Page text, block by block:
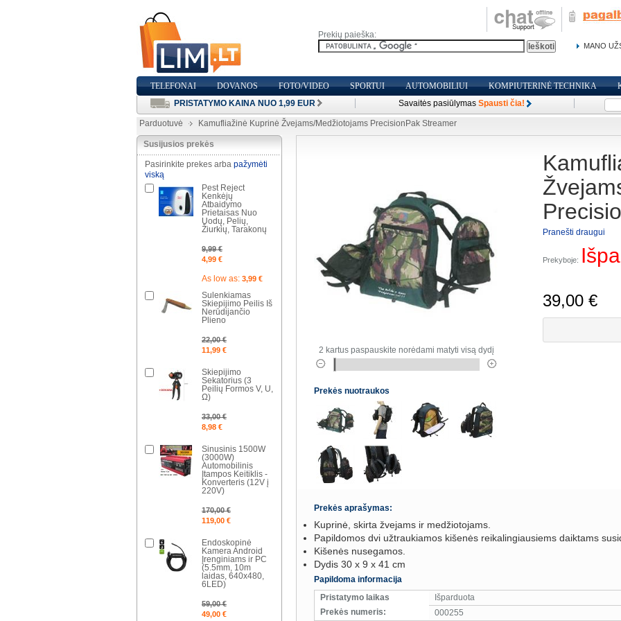
Prekių paieška:
MANO
TELEFONAI DOVANOS FOTO/VIDEO SPORTUI AUTOMOBILIUI KOMPIUTERINĖ TECHNIKA
PRISTATYMO KAINA NUO 1,99 EUR
Savaitės pasiūlymas Spausti čia!
Parduotuvė Kamufliažinė Kuprinė Žvejams/Medžiotojams PrecisionPak Streamer
Pranešti draugui
Prekyboje:
39,00 €
2 kartus paspauskite norėdami matyti visą dydį
Prekės nuotraukos
Prekės aprašymas:
Kuprinė, skirta žvejams ir medžiotojams.
Papildomos dvi užtraukiamos kišenės reikalingiausiems daiktams
Kišenės nusegamos.
Dydis 30 x 9 x 41 cm
Papildoma informacija
Pristatymo laikas
Išparduota
Prekės numeris:
000255
Susijusios prekės
Pasirinkite prekes arba pažymėti
viską
Pest Reject
Kenkėjų
Atbaidymo
Prietaisas Nuo
Uodų, Pelių,
Žiurkių, Tarakonų
9,99 €
4,99 €
As low as: 3,99 €
Sulenkiamas
Skiepijimo Peilis Iš
Nerūdijančio
Plieno
22,00 €
11,99 €
Skiepijimo
Sekatorius (3
Peilių Formos V, U,
Ω)
33,00 €
8,98 €
Sinusinis 1500W
(3000W)
Automobilinis
Įtampos Keitiklis -
Konverteris (12V į
220V)
170,00 €
119,00 €
Endoskopinė
Kamera Android
Įrenginiams ir PC
(5.5mm, 10m
laidas, 640x480,
6LED)
59,00 €
49,00 €